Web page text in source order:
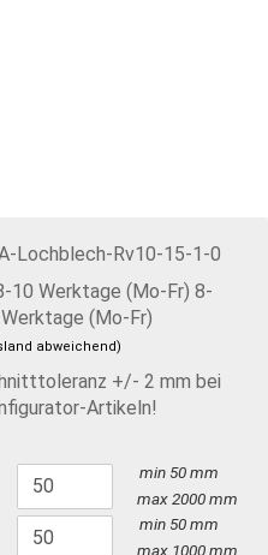
Lochblech-Rv10-15-1-0
8-
(Mo-Fr)
abweichend)
+/- 2 mm bei
Artikeln!
min 50 mm
max 2000mm
min 50 mm
max 1000mm